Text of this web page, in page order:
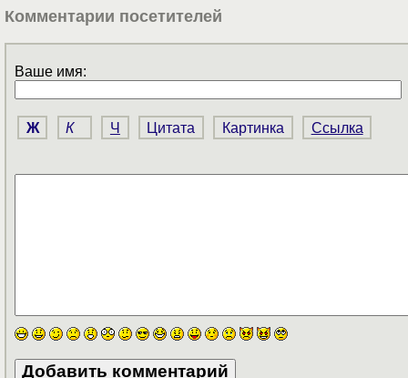
Комментарии посетителей
Ваше имя:
Ж К Ч Цитата Картинка Ссылка